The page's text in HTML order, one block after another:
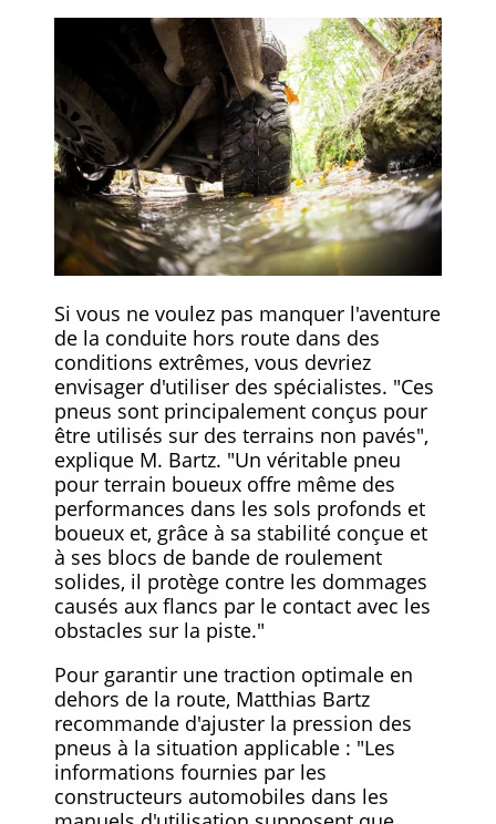
Si vous ne voulez pas manquer l'aventure
de la conduite hors route dans des
conditions extrêmes, vous devriez
envisager d'utiliser des spécialistes. "Ces
pneus sont principalement conçus pour
être utilisés sur des terrains non pavés",
explique M. Bartz. "Un véritable pneu
pour terrain boueux offre même des
performances dans les sols profonds et
boueux et, grâce à sa stabilité conçue et
à ses blocs de bande de roulement
solides, il protège contre les dommages
causés aux flancs par le contact avec les
obstacles sur la piste."
Pour garantir une traction optimale en
dehors de la route, Matthias Bartz
recommande d'ajuster la pression des
pneus à la situation applicable : "Les
informations fournies par les
constructeurs automobiles dans les